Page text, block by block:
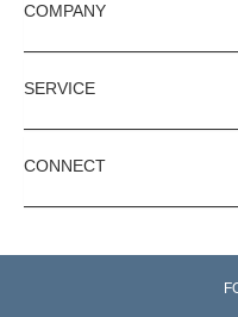
COMPANY
SERVICE
CONNECT